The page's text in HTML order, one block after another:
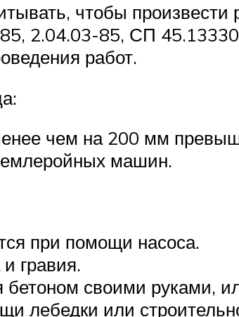
чтобы произвести
2.04.03-85, СП
работ.
чем на 200 мм
машин.
при помощи насоса.
гравия.
бетоном своими руками,
лебедки или